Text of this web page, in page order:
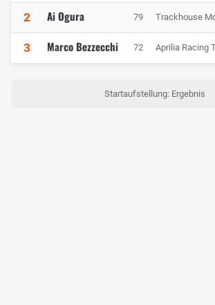
2 Ai Ogura 79 Trackhouse
3 Marco Bezzecchi 72 Aprilia Racing
Startaufstellung: Ergebnis